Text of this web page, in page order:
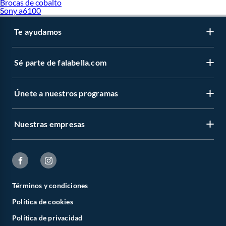
Adidas Predator
Adidas Rivalry Low
Adidas SL 72
Zapatillas Adidas Blancas
Zapatillas Adidas Mujer
Brocas de cobalto
Sony a6100
Te ayudamos
Sé parte de falabella.com
Únete a nuestros programas
Nuestras empresas
Términos y condiciones
Política de cookies
Política de privacidad